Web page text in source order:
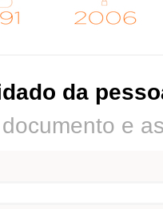
da
e